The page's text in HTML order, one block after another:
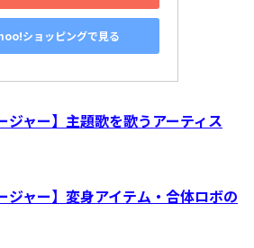
ショッピングで見る
ジャー】主題歌を歌うアーティス
ジャー】変身アイテム・合体ロボの